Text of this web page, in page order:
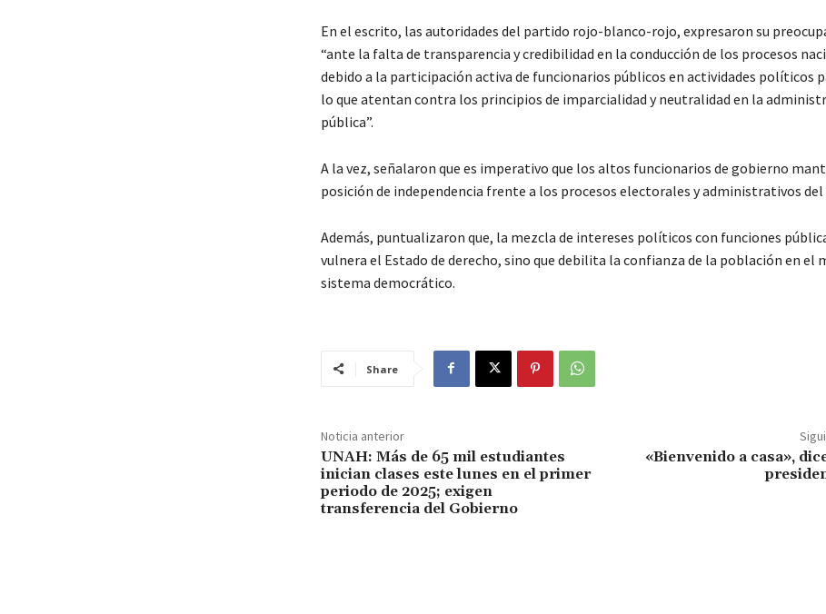
En el escrito, las autoridades del partido rojo-blanco-rojo, expresaron su
“ante la falta de transparencia y credibilidad en la conducción de los procesos
debido a la participación activa de funcionarios públicos en actividades políticos
lo que atentan contra los principios de imparcialidad y neutralidad en la
pública”.
A la vez, señalaron que es imperativo que los altos funcionarios de gobierno
posición de independencia frente a los procesos electorales y administrativos del
Además, puntualizaron que, la mezcla de intereses políticos con funciones
vulnera el Estado de derecho, sino que debilita la confianza de la población en el
sistema democrático.
Share
Noticia anterior
UNAH: Más de 65 mil estudiantes
inician clases este lunes en el primer
periodo de 2025; exigen
transferencia del Gobierno
«Bienvenido a casa»,